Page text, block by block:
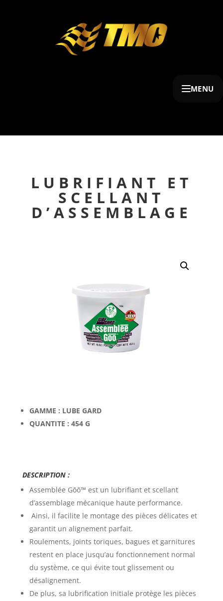
MENU
LUBRIFIANT ET
SCELLANT
D’ASSEMBLAGE
GAMME : LUBE GARD
QUANTITE : 454 G
DESCRIPTION :
Assemblée Gōō™ est un lubrifiant et scellant
d’assemblage mécanique haute performance.
Ainsi, il facilite le montage des pièces délicates et
garantit un alignement parfait.
Roulements, joints toriques, bagues et garnitures
restent en place jusqu’au fonctionnement normal
du système, ce qui évite tout glissement ou
désalignement.
De plus, sa lubrification initiale protège les pièces